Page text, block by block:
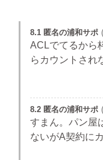
8.1 匿名の浦和サポ
ACLでてるから
らカウントされ
8.2 匿名の浦和サポ
すまん。パン屋
ないがA契約に